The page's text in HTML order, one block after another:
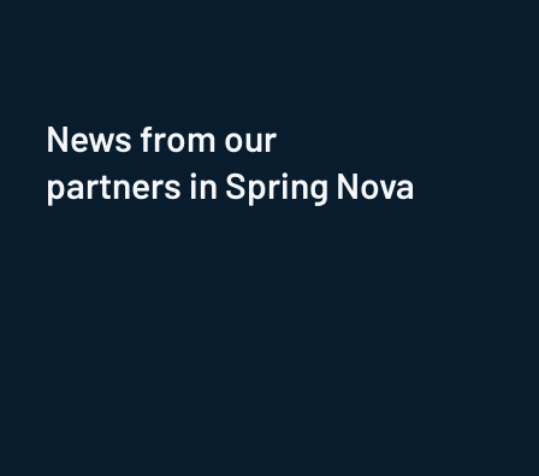
News from our
partners in Spring Nova